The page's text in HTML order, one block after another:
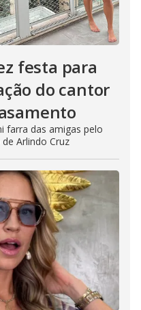
festa para
do cantor
farra das amigas pelo
Arlindo Cruz